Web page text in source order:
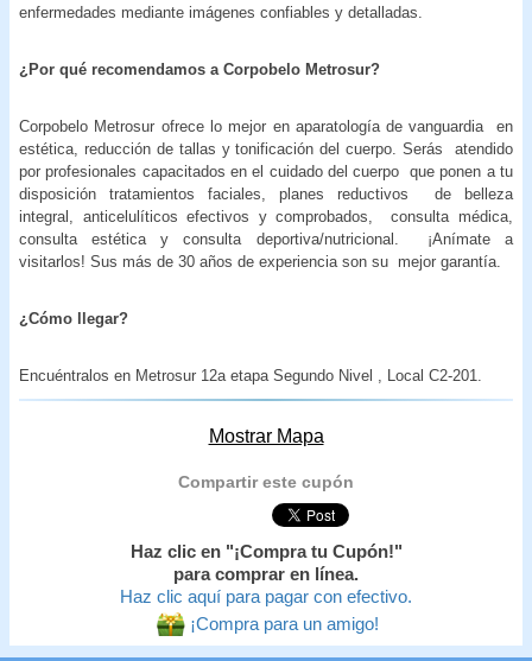
enfermedades mediante imágenes confiables y detalladas.
¿Por qué recomendamos a Corpobelo Metrosur?
Corpobelo Metrosur ofrece lo mejor en aparatología de vanguardia en
estética, reducción de tallas y tonificación del cuerpo. Serás atendido
por profesionales capacitados en el cuidado del cuerpo que ponen a tu
disposición tratamientos faciales, planes reductivos de belleza
integral, anticelulíticos efectivos y comprobados, consulta médica,
consulta estética y consulta deportiva/nutricional. ¡Anímate a
visitarlos! Sus más de 30 años de experiencia son su mejor garantía.
¿Cómo llegar?
Encuéntralos en Metrosur 12a etapa Segundo Nivel , Local C2-201.
Mostrar Mapa
Compartir este cupón
Haz clic en "¡Compra tu Cupón!"
para comprar en línea.
Haz clic aquí para pagar con efectivo.
¡Compra para un amigo!